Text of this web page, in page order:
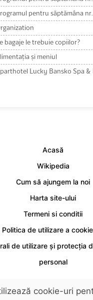
pentru săptămâna
bagaje le trebuie copiilor?
și meniul
Lucky Bansko Spa &
Acasă
Wikipedia
Cum să ajungem la noi
Harta site-ului
Termeni si conditii
Politica de utilizare a
de utilizare și protecția
personal
cookie-uri